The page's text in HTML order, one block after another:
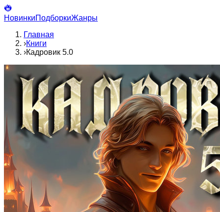
НовинкиПодборкиЖанры
Главная
›Книги
›Кадровик 5.0